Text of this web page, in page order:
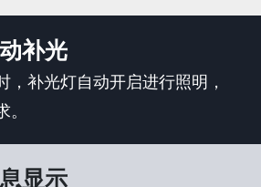
补光
，补光灯自动开启进行照明，
显示